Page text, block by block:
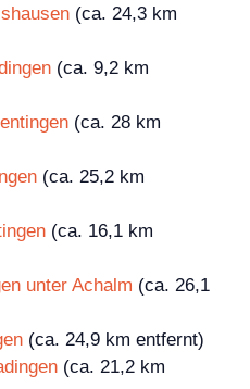
(ca. 24,3 km
(ca. 9,2 km
(ca. 28 km
(ca. 25,2 km
(ca. 16,1 km
unter Achalm (ca. 26,1
(ca. 24,9 km entfernt)
(ca. 21,2 km